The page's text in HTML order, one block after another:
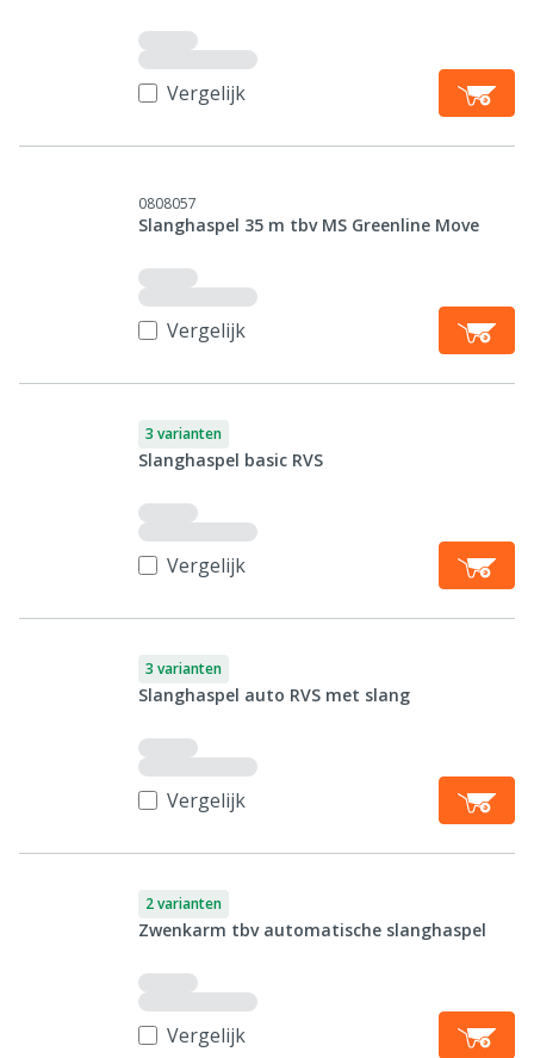
Vergelijk
0808057
Slanghaspel 35 m tbv MS Greenline Move
Vergelijk
3 varianten
Slanghaspel basic RVS
Vergelijk
3 varianten
Slanghaspel auto RVS met slang
Vergelijk
2 varianten
Zwenkarm tbv automatische slanghaspel
Vergelijk